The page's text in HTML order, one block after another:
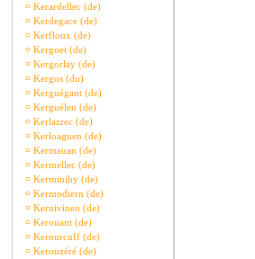
¤ Kerardellec (de)
¤ Kerdegace (de)
¤ Kerfloux (de)
¤ Kergoet (de)
¤ Kergorlay (de)
¤ Kergos (du)
¤ Kerguégant (de)
¤ Kerguélen (de)
¤ Kerlazrec (de)
¤ Kerloaguen (de)
¤ Kermauan (de)
¤ Kermellec (de)
¤ Kerminihy (de)
¤ Kermodiern (de)
¤ Kernivinen (de)
¤ Kerouant (de)
¤ Kerourcuff (de)
¤ Kerouzéré (de)